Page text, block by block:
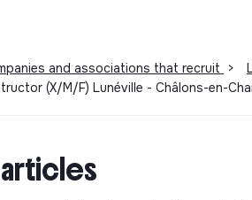
and associations that recruit >
(X/M/F) Lunéville - Châlons-en-